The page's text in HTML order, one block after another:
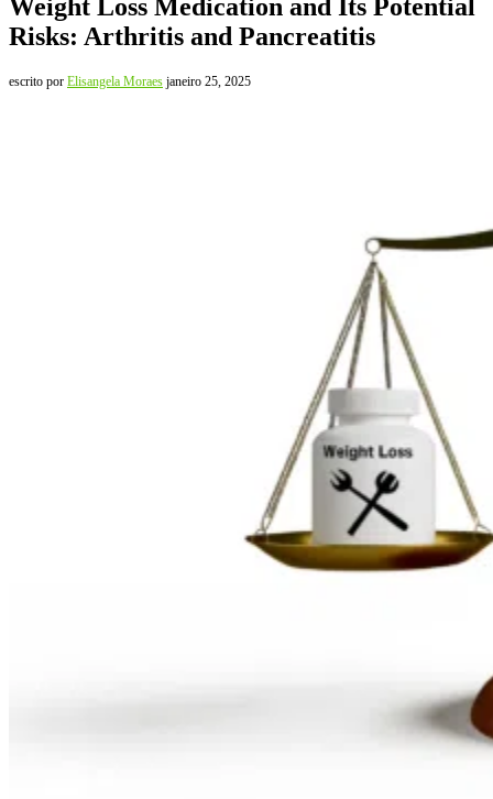
Weight Loss Medication and Its Potential
Risks: Arthritis and Pancreatitis
escrito por Elisangela Moraes janeiro 25, 2025